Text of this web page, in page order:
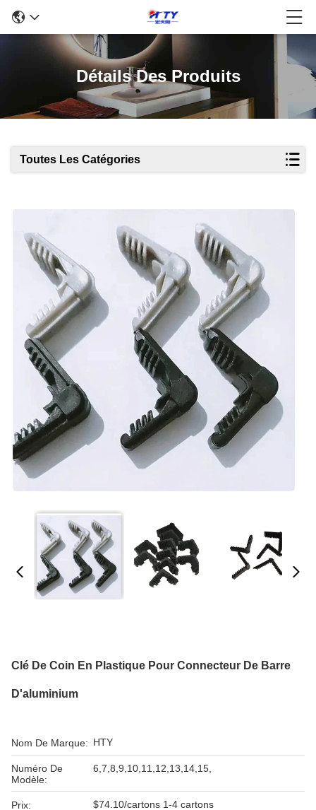
Détails Des Produits
Toutes Les Catégories
Clé De Coin En Plastique Pour Connecteur De Barre
D'aluminium
Nom De Marque: HTY
Numéro De
Modèle:
6,7,8,9,10,11,12,13,14,15,
Prix: $74.10/cartons 1-4 cartons